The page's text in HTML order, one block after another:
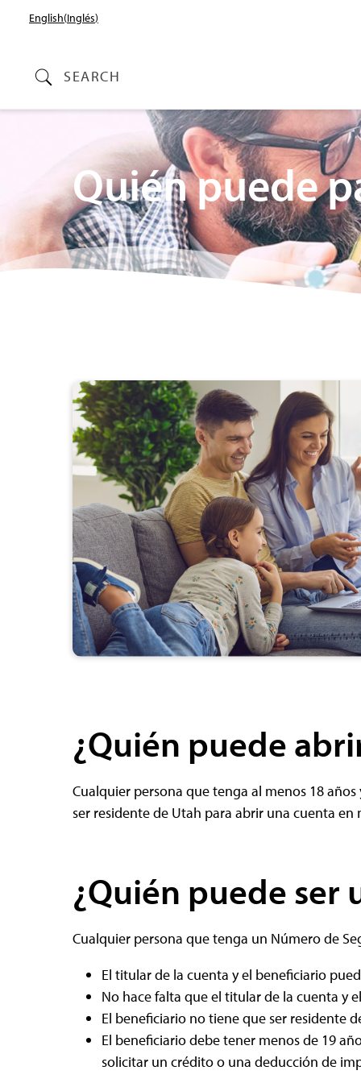
SEARCH
English(Inglés)
Quién puede
¿Quién puede
Cualquier persona que tenga al menos 18
ser residente de Utah para abrir una cuenta
¿Quién puede ser
Cualquier persona que tenga un Número de
El titular de la cuenta y el beneficiario
No hace falta que el titular de la cuenta y
El beneficiario no tiene que ser residente
El beneficiario debe tener menos de 19
solicitar un crédito o una deducción de